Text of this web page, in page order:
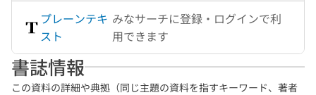
プレーンテキ
スト
みなサーチに登録・ログインで利
用できます
書誌情報
この資料の詳細や典拠（同じ主題の資料を指すキーワード、著者